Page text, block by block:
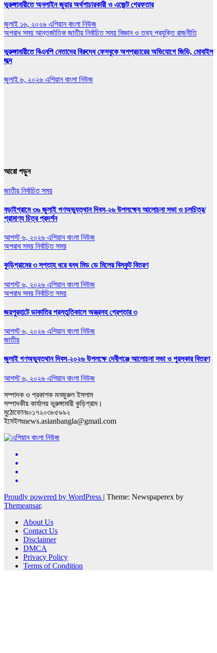
ভূরুঙ্গামারীতে অনলাইন জুয়ার অর্থপাচারকারী ও এজেন্ট গ্রেফতার
জুলাই ১৬, ২০২৬ এশিয়ান বাংলা নিউজ
অপরাধ সময় আন্তর্জাতিক জাতীয় নির্বাচিত সময় বিজ্ঞান ও তথ্য প্রযুক্তিরাজনীতি
ভূরুঙ্গামারীতে বিএনপি নেতাদের বিরুদ্ধে ফেসবুকে অপপ্রচারের অভিযোগে জিডি, মোবাইল
জব্দ
জুলাই ৬, ২০২৬ এশিয়ান বাংলা নিউজ
আরো পড়ুন
জাতীয় নির্বাচিত সময়
বড়াইগ্রামে ৩৬ জুলাই গণঅভ্যুত্থান দিবস-২৬ উপলক্ষ্যে আলোচনা সভা ও চলচিত্র/
প্রামাণ্য চিত্র প্রদর্শন
আগস্ট ৬, ২০২৬ এশিয়ান বাংলা নিউজ
অপরাধ সময় নির্বাচিত সময়
কুড়িগ্রামের ৩ সপ্তাহ ধরে বন্ধ মিড ডে মিলের বিস্কুট বিতরণ
আগস্ট ৬, ২০২৬ এশিয়ান বাংলা নিউজ
অপরাধ সময় নির্বাচিত সময়
জয়পুরহাটে ডাকাতির প্রস্তুতিকালে অস্ত্রসহ গ্রেপ্তার ৩
আগস্ট ৬, ২০২৬ এশিয়ান বাংলা নিউজ
জাতীয়
জুলাই গণঅভ্যুত্থান দিবস-২০২৬ উপলক্ষে দেবীগঞ্জে আলোচনা সভা ও পুরস্কার বিতরণ
আগস্ট ৬, ২০২৬ এশিয়ান বাংলা নিউজ
সম্পাদক ও প্রকাশক মনজুরুল ইসলাম
সম্পাদকীয় কার্যালয় ভুরুঙ্গামারী কুড়িগ্রাম।
মুঠোফোনঃ০১৭২০৩৮৫৯৯২
ইমেইলঃnews.asianbangla@gmail.com
Proudly powered by WordPress | Theme: Newspaperex by
Themeansar.
About Us
Contact Us
Disclaimer
DMCA
Privacy Policy
Terms of Condition